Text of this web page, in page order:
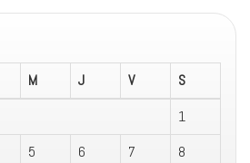
M J V
S
1
5 6 7
8